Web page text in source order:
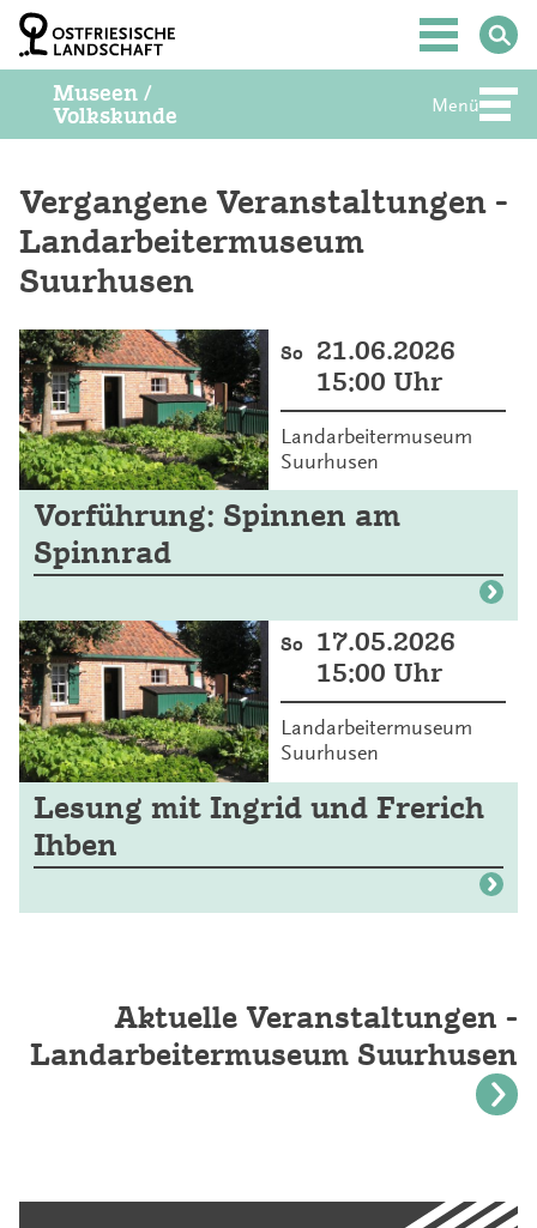
a
Hauptmenü
Museen /
Volkskunde Menü
Vergangene Veranstaltungen -
Landarbeitermuseum
Suurhusen
So
21.06.2026
15:00 Uhr
Landarbeitermuseum
Suurhusen
Vorführung: Spinnen am
Spinnrad
So
17.05.2026
15:00 Uhr
Landarbeitermuseum
Suurhusen
Lesung mit Ingrid und Frerich
Ihben
Aktuelle Veranstaltungen -
Landarbeitermuseum Suurhusen